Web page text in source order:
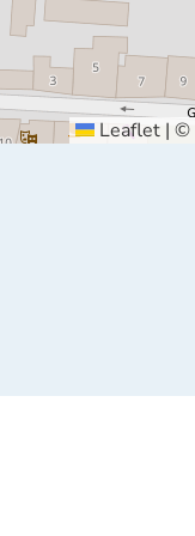
Leaflet | ©